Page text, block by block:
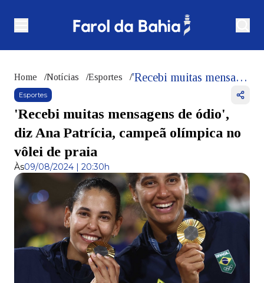
Home /Notícias /Esportes / 'Recebi muitas mensagens de ódio', diz Ana Patrícia, campeã olímpica no vôlei de praia
Esportes
'Recebi muitas mensagens de ódio',
diz Ana Patrícia, campeã olímpica no
vôlei de praia
Às09/08/2024 | 20:30h